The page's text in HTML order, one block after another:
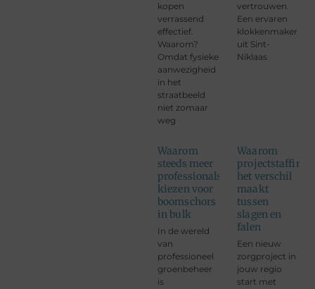
kopen
verrassend
effectief.
Waarom?
Omdat fysieke
aanwezigheid
in het
straatbeeld
niet zomaar
weg
vertrouwen.
Een ervaren
klokkenmaker
uit Sint-
Niklaas
Waarom
steeds meer
professionals
kiezen voor
boomschors
in bulk
In de wereld
van
professioneel
groenbeheer
is
Waarom
projectstaffing
het verschil
maakt
tussen
slagen en
falen
Een nieuw
zorgproject in
jouw regio
start met